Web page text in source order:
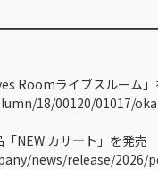
Roomライブスルーム」
18/00120/01017/
NEW カサ―ト」を発売
news/release/2026/